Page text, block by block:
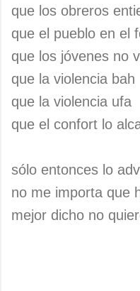
que los obreros
que el pueblo en el
que los jóvenes no
que la violencia bah
que la violencia ufa
que el confort lo
sólo entonces lo
no me importa que
mejor dicho no